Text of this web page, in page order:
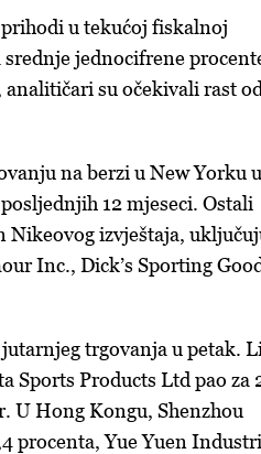
u tekućoj fiskalnoj
jednocifrene
su očekivali rast od
na berzi u New Yorku u
12 mjeseci. Ostali
Nikeovog izvještaja,
Inc., Dick’s Sporting
trgovanja u petak. Li
Sports Products Ltd pao za
U Hong Kongu, Shenzhou
procenta, Yue Yuen